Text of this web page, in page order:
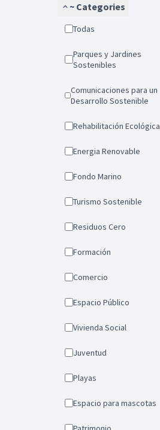
~ Categories
Todas
Parques y Jardines
Sostenibles
Comunicaciones para un
Desarrollo Sostenible
Rehabilitación Ecológica
Energia Renovable
Fondo Marino
Turismo Sostenible
Residuos Cero
Formación
Comercio
Espacio Público
Vivienda Social
Juventud
Playas
Espacio para mascotas